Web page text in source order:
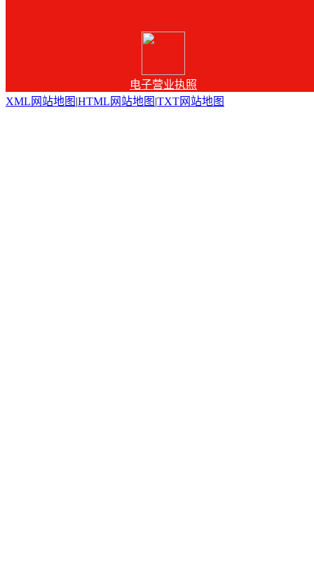
电子营业执照
XML网站地图 |HTML网站地图 |TXT网站地图